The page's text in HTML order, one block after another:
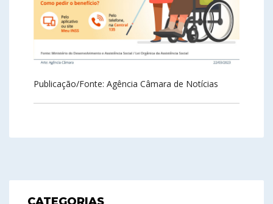
Publicação/Fonte: Agência Câmara de Notícias